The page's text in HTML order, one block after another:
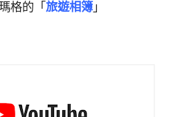
格的「 旅遊相簿 」